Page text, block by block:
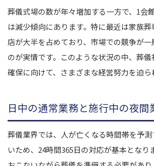
葬儀式場の数が年々増加する一方で、1会
は減少傾向にあります。特に最近は家族
店が大半を占めており、市場での競争が一
のが実情です。このような状況の中、葬
確保に向けて、さまざまな経営努力を迫ら
日中の通常業務と施行中の夜間
葬儀業界では、人が亡くなる時間帯を予
いため、24時間365日の対応が基本となり